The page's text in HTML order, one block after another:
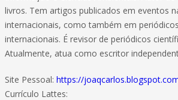
livros. Tem artigos publicados em eventos
internacionais, como também em
internacionais. É revisor de periódicos
Atualmente, atua como escritor
Site Pessoal: https://
Currículo Lattes: